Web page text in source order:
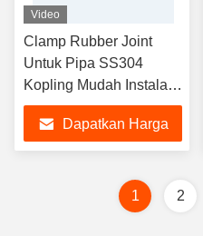
Video
Clamp Rubber Joint
Untuk Pipa SS304
Kopling Mudah Instalasi
Dan Pemeliharaan
Dapatkan Harga
1 2